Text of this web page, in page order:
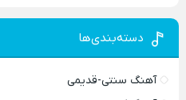
دسته‌بندی‌ها
آهنگ سنتی-قدیمی